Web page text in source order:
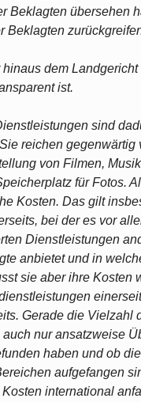
Beklagten übersehen
Beklagten
dem
ist.
sind
reichen
von Filmen,
für Fotos.
Kosten. Das gilt
bei der es vor
Dienstleistungen
anbietet und in
sie aber ihre Kosten
Gerade die Vielzahl
nur ansatzweise
haben und ob
aufgefangen
international